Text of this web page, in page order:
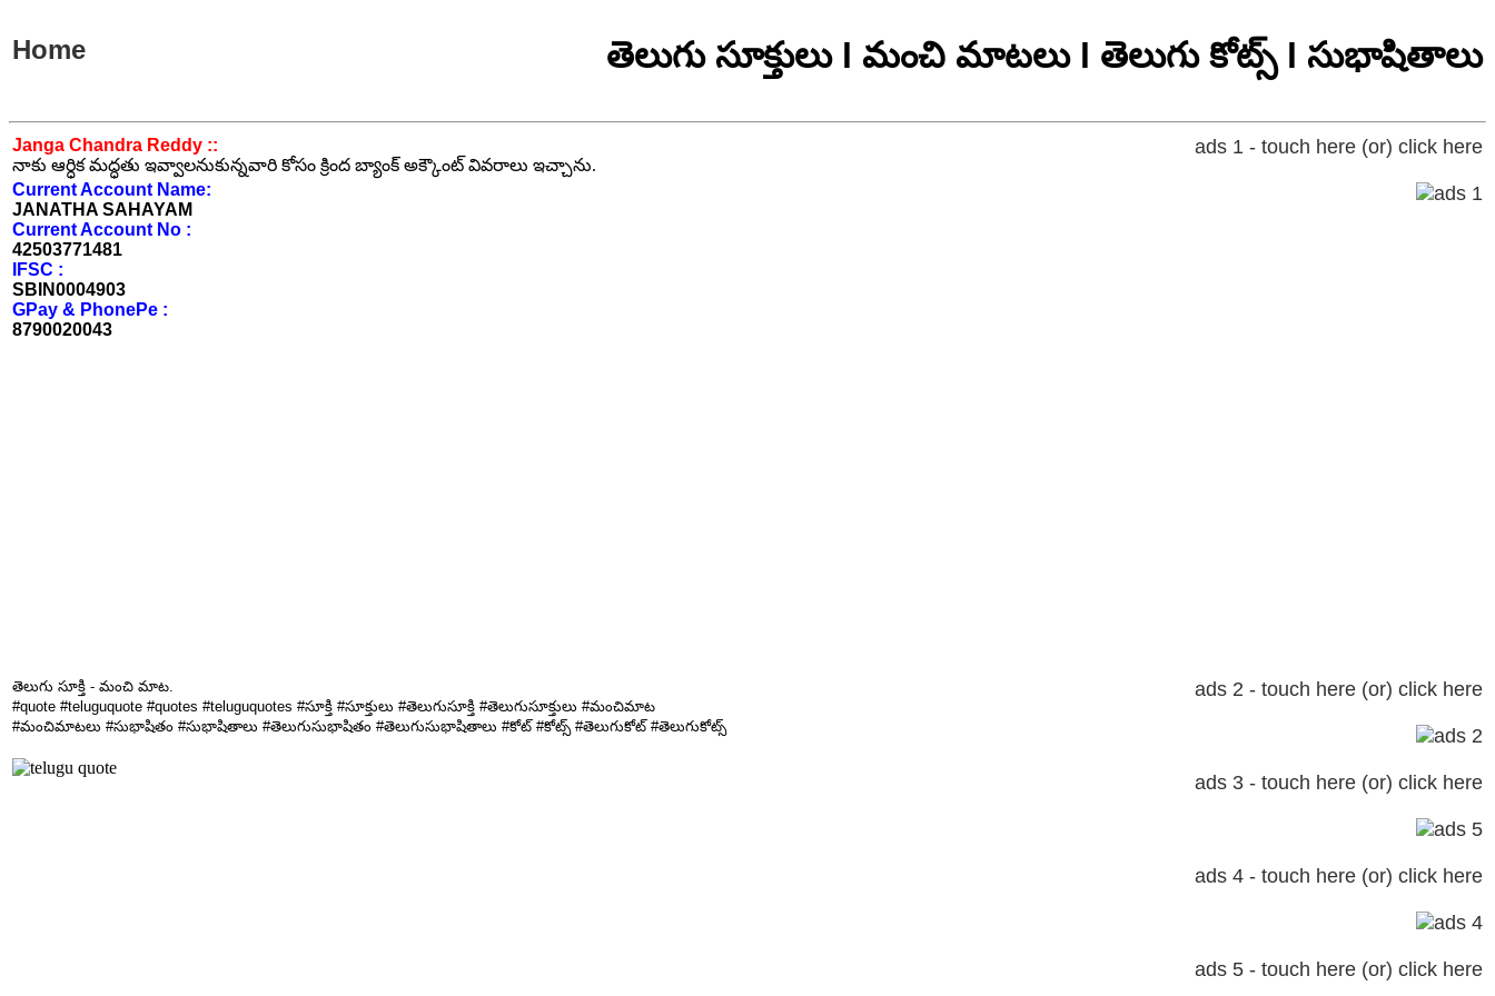
Home తెలుగు సూక్తులు l మంచి మాటలు l తెలుగు కోట్స్ l సుభాషితాలు
Janga Chandra Reddy ::
నాకు ఆర్ధిక మద్ధతు ఇవ్వాలనుకున్నవారి కోసం క్రింద బ్యాంక్ అక్కౌంట్ వివరాలు ఇచ్చాను.
Current Account Name:
JANATHA SAHAYAM
Current Account No :
42503771481
IFSC :
SBIN0004903
GPay & PhonePe :
8790020043
ads 1 - touch here (or) click here
తెలుగు సూక్తి - మంచి మాట.
#quote #teluguquote #quotes #teluguquotes #సూక్తి #సూక్తులు #తెలుగుసూక్తి #తెలుగుసూక్తులు #మంచిమాట
#మంచిమాటలు #సుభాషితం #సుభాషితాలు #తెలుగుసుభాషితం #తెలుగుసుభాషితాలు #కోట్ #కోట్స్ #తెలుగుకోట్ #తెలుగుకోట్స్
ads 2 - touch here (or) click here
ads 3 - touch here (or) click here
ads 4 - touch here (or) click here
ads 5 - touch here (or) click here